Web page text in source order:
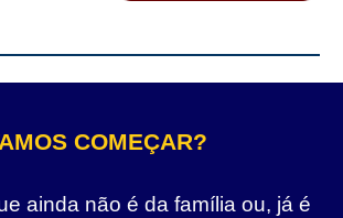
COMEÇAR?
ainda não é da família ou, já é